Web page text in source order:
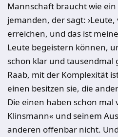
Mannschaft braucht wie
jemanden, der sagt:
erreichen, und das ist
Leute begeistern können,
schon klar und tausendmal
Raab, mit der Komplexität
einen besitzen sie, die
Die einen haben schon mal
Klinsmann« und seinem
anderen offenbar nicht.